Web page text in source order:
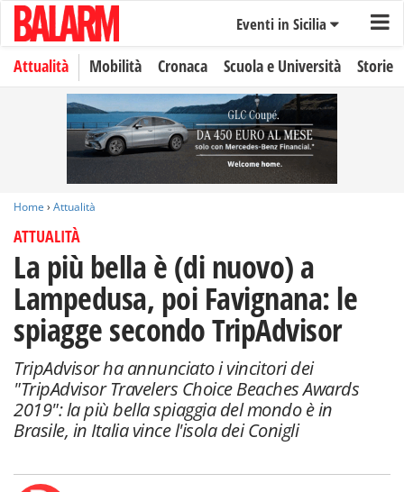
Eventi in Sicilia
Attualità Mobilità Cronaca Scuola e Università Storie
Home › Attualità
ATTUALITÀ
La più bella è (di nuovo) a
Lampedusa, poi Favignana: le
spiagge secondo TripAdvisor
TripAdvisor ha annunciato i vincitori dei
"TripAdvisor Travelers Choice Beaches Awards
2019": la più bella spiaggia del mondo è in
Brasile, in Italia vince l'isola dei Conigli